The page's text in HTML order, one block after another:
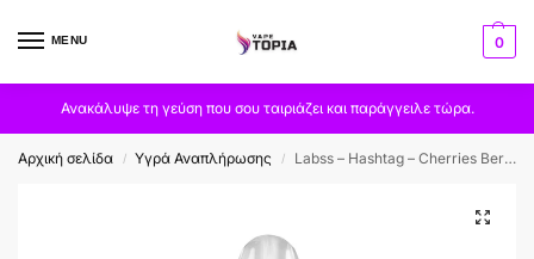
MENU 0
Ανακάλυψε τη γεύση που σου ταιριάζει και παράγγειλε τώρα.
Αρχική σελίδα / Υγρά Αναπλήρωσης / Labss – Hashtag – Cherries Berries 60ml